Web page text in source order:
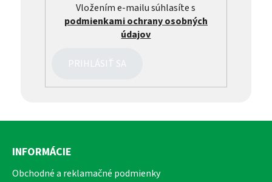
Vložením e-mailu súhlasíte s
podmienkami ochrany osobných
údajov
PRIHLÁSIŤ SA
Z
INFORMÁCIE
Obchodné a reklamačné podmienky